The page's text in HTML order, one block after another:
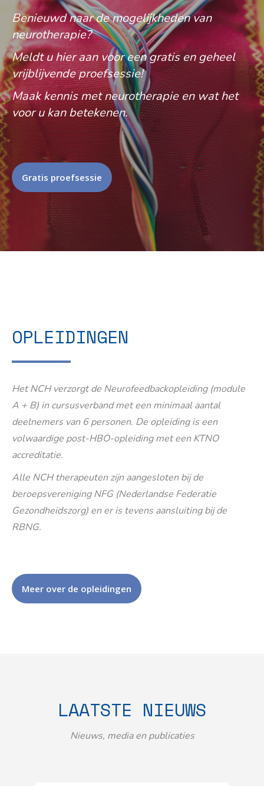
Benieuwd naar de mogelijkheden van
neurotherapie?
Meldt u hier aan voor een gratis en geheel
vrijblijvende proefsessie!
Maak kennis met neurotherapie en wat het
voor u kan betekenen.
Gratis proefsessie
OPLEIDINGEN
Het NCH verzorgt de Neurofeedbackopleiding (module
A + B) in cursusverband met een minimaal aantal
deelnemers van 6 personen. De opleiding is een
volwaardige post-HBO-opleiding met een KTNO
accreditatie.
Alle NCH therapeuten zijn aangesloten bij de
beroepsvereniging NFG (Nederlandse Federatie
Gezondheidszorg) en er is tevens aansluiting bij de
RBNG.
Meer over de opleidingen
LAATSTE NIEUWS
Nieuws, media en publicaties